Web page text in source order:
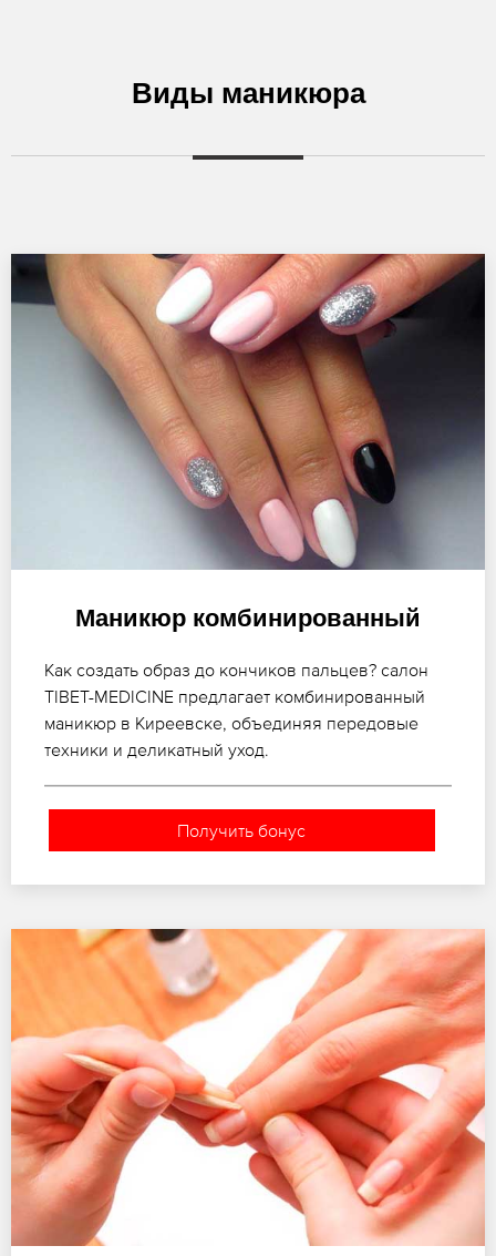
Виды маникюра
Маникюр комбинированный
Как создать образ до кончиков пальцев? салон
TIBET-MEDICINE предлагает комбинированный
маникюр в Киреевске, объединяя передовые
техники и деликатный уход.
Получить бонус